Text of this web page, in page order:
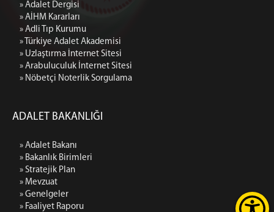
» Adalet Dergisi
» AİHM Kararları
» Adli Tıp Kurumu
» Türkiye Adalet Akademisi
» Uzlaştırma İnternet Sitesi
» Arabuluculuk İnternet Sitesi
» Nöbetçi Noterlik Sorgulama
ADALET BAKANLIĞI
» Adalet Bakanı
» Bakanlık Birimleri
» Stratejik Plan
» Mevzuat
» Genelgeler
» Faaliyet Raporu